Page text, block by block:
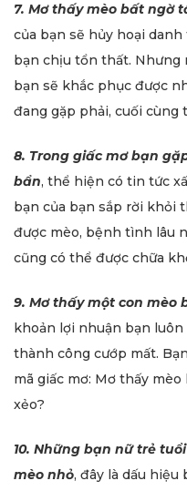
7. Mơ thấy mèo bất ngờ
của bạn sẽ hủy hoại
bạn chịu tổn thất. Nhưng
bạn sẽ khắc phục được
đang gặp phải, cuối
8. Trong giấc mơ bạn
bẩn, thể hiện có tin tức
bạn của bạn sắp rời khỏi
được mèo, bệnh tình lâu
cũng có thể được chữa
9. Mơ thấy một con mèo
khoản lợi nhuận bạn
thành công cướp mất.
mã giấc mơ: Mơ thấy
xẻo?
10. Những bạn nữ trẻ
mèo nhỏ, đây là dấu